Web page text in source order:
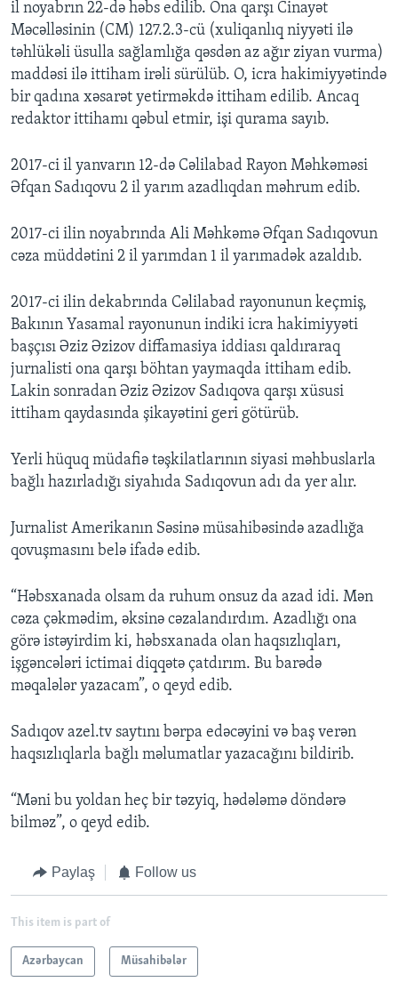
il noyabrın 22-də həbs edilib. Ona qarşı Cinayət
Məcəlləsinin (CM) 127.2.3-cü (xuliqanlıq niyyəti ilə
təhlükəli üsulla sağlamlığa qəsdən az ağır ziyan vurma)
maddəsi ilə ittiham irəli sürülüb. O, icra hakimiyyətində
bir qadına xəsarət yetirməkdə ittiham edilib. Ancaq
redaktor ittihamı qəbul etmir, işi qurama sayıb.
2017-ci il yanvarın 12-də Cəlilabad Rayon Məhkəməsi
Əfqan Sadıqovu 2 il yarım azadlıqdan məhrum edib.
2017-ci ilin noyabrında Ali Məhkəmə Əfqan Sadıqovun
cəza müddətini 2 il yarımdan 1 il yarımadək azaldıb.
2017-ci ilin dekabrında Cəlilabad rayonunun keçmiş,
Bakının Yasamal rayonunun indiki icra hakimiyyəti
başçısı Əziz Əzizov diffamasiya iddiası qaldıraraq
jurnalisti ona qarşı böhtan yaymaqda ittiham edib.
Lakin sonradan Əziz Əzizov Sadıqova qarşı xüsusi
ittiham qaydasında şikayətini geri götürüb.
Yerli hüquq müdafiə təşkilatlarının siyasi məhbuslarla
bağlı hazırladığı siyahıda Sadıqovun adı da yer alır.
Jurnalist Amerikanın Səsinə müsahibəsində azadlığa
qovuşmasını belə ifadə edib.
“Həbsxanada olsam da ruhum onsuz da azad idi. Mən
cəza çəkmədim, əksinə cəzalandırdım. Azadlığı ona
görə istəyirdim ki, həbsxanada olan haqsızlıqları,
işgəncələri ictimai diqqətə çatdırım. Bu barədə
məqalələr yazacam”, o qeyd edib.
Sadıqov azel.tv saytını bərpa edəcəyini və baş verən
haqsızlıqlarla bağlı məlumatlar yazacağını bildirib.
“Məni bu yoldan heç bir təzyiq, hədələmə döndərə
bilməz”, o qeyd edib.
Paylaş Follow us
This item is part of
Azərbaycan Müsahibələr